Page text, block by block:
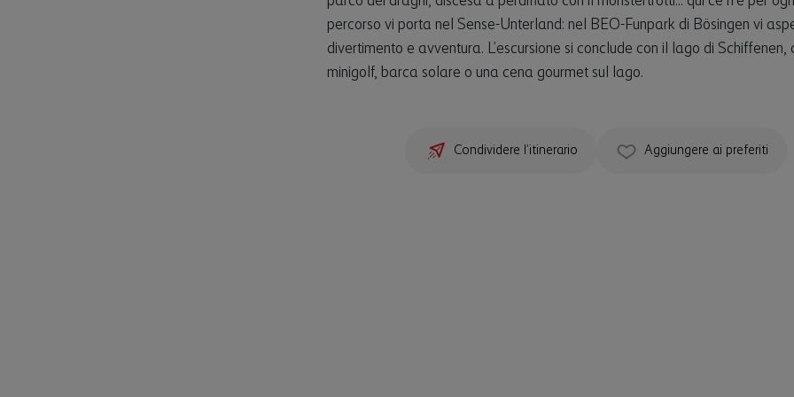
percorso vi porta nel Sense-Unterland: nel BEO-Funpark di Bösingen vi
divertimento e avventura. L’escursione si conclude con il lago di Schiffenen,
minigolf, barca solare o una cena gourmet sul lago.
Condividere l’itinerario Aggiungere ai preferiti